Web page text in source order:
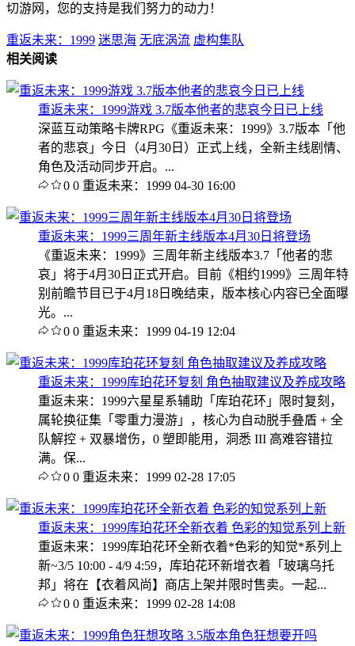
切游网，您的支持是我们努力的动力！
重返未来：1999 迷思海 无底涡流 虚构集队
相关阅读
重返未来：1999游戏 3.7版本他者的悲哀今日已上线
深蓝互动策略卡牌RPG《重返未来：1999》3.7版本「他
者的悲哀」今日（4月30日）正式上线，全新主线剧情、
角色及活动同步开启。...
0 0 重返未来：1999 04-30 16:00
重返未来：1999三周年新主线版本4月30日将登场
《重返未来：1999》三周年新主线版本3.7「他者的悲
哀」将于4月30日正式开启。目前《相约1999》三周年特
别前瞻节目已于4月18日晚结束，版本核心内容已全面曝
光。...
0 0 重返未来：1999 04-19 12:04
重返未来：1999库珀花环复刻 角色抽取建议及养成攻略
重返未来：1999六星星系辅助「库珀花环」限时复刻，
属轮换征集「零重力漫游」，核心为自动脱手叠盾 + 全
队解控 + 双暴增伤，0 塑即能用，洞悉 III 高难容错拉
满。保...
0 0 重返未来：1999 02-28 17:05
重返未来：1999库珀花环全新衣着 色彩的知觉系列上新
重返未来：1999库珀花环全新衣着*色彩的知觉*系列上
新~3/5 10:00 - 4/9 4:59，库珀花环新增衣着「玻璃乌托
邦」将在【衣着风尚】商店上架并限时售卖。一起...
0 0 重返未来：1999 02-28 14:08